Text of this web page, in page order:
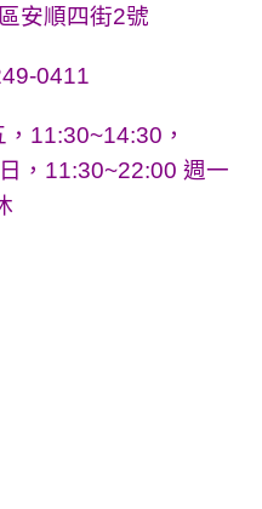
安順四街2號
0411
11:30~14:30，
，11:30~22:00 週一